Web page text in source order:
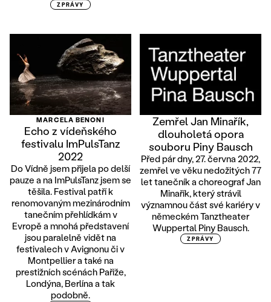
ZPRÁVY
MARCELA BENONI
Echo z vídeňského
festivalu ImPulsTanz
2022
Do Vídně jsem přijela po delší
pauze a na ImPulsTanz jsem se
těšila. Festival patří k
renomovaným mezinárodním
tanečním přehlídkám v
Evropě a mnohá představení
jsou paralelně vidět na
festivalech v Avignonu či v
Montpellier a také na
prestižních scénách Paříže,
Londýna, Berlína a tak
podobně.
Zemřel Jan Minařík,
dlouholetá opora
souboru Piny Bausch
Před pár dny, 27. června 2022,
zemřel ve věku nedožitých 77
let tanečník a choreograf Jan
Minařík, který strávil
významnou část své kariéry v
německém Tanztheater
Wuppertal Piny Bausch.
ZPRÁVY